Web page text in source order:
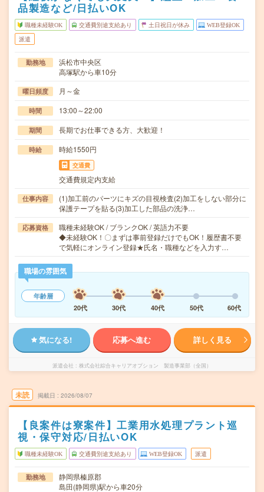
品製造など/日払いOK
職種未経験OK 交通費別途支給あり 土日祝日が休み WEB登録OK
派遣
勤務地
浜松市中央区
高塚駅から車10分
曜日頻度 月～金
時間 13:00～22:00
期間 長期でお仕事できる方、大歓迎！
時給 時給1550円
交通費
交通費規定内支給
仕事内容
(1)加工前のパーツにキズの目視検査(2)加工をしない部分に
保護テープを貼る(3)加工した部品の洗浄…
応募資格
職種未経験OK / ブランクOK / 英語力不要
◆未経験OK！〇まずは事前登録だけでもOK！履歴書不要
で気軽にオンライン登録★氏名・職種などを入力す…
職場の雰囲気
年齢層
20代
30代 40代 50代 60代
気になる! 応募へ進む 詳しく見る
派遣会社 株式会社綜合キャリアオプション 製造事業部（全国）
未読 掲載日 2026/08/07
【良案件は寮案件】工業用水処理プラント巡
視・保守対応/日払いOK
職種未経験OK 交通費別途支給あり WEB登録OK 派遣
勤務地
静岡県榛原郡
島田(静岡県)駅から車20分